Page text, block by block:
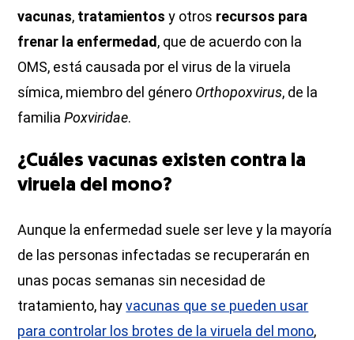
vacunas, tratamientosy otros recursos para
frenar la enfermedad, que de acuerdo con la
OMS, está causada por el virus de la viruela
símica, miembro del género Orthopoxvirus, de la
familiaPoxviridae.
¿Cuáles vacunas existen contra la
viruela del mono?
Aunque la enfermedad suele ser leve y la mayoría
de las personas infectadas se recuperarán en
unas pocas semanas sin necesidad de
tratamiento, hayvacunas que se pueden usar
para controlar los brotes de la viruela del mono,